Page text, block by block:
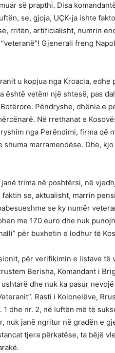
së prapthi. Disa
se, gjoja, UÇK-ja ishte
rritën, artificialisht, numrin
Gjenerali freng
u kopjua nga Kroacia,
është vetëm një shtesë, pas
Pëndryshe, dhënia e
Në rrethanat e
nga Perëndimi, firma që
shuma marramendëse. Dhe,
trima në poshtërsi, në
se, aktualisht, marrin
se ky numër
me 170 euro dhe nuk
për buxhetin e lodhur të
për verifikimin e listave
Berisha, Komandant i
ushtarë dhe nuk ka pasur
Rasti i Kolonelëve,
1 dhe nr. 2, në luftën më të
nuk janë ngritur në gradën e
tjera përkatëse, ta bëjë